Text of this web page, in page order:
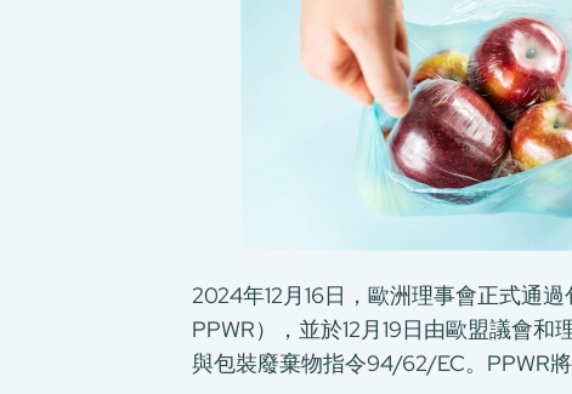
2024年12月16日，歐洲理事會正式通
PPWR），並於12月19日由歐盟議會
與包裝廢棄物指令94/62/EC。PPWR